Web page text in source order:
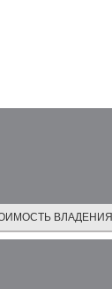
ВЛАДЕНИЯ